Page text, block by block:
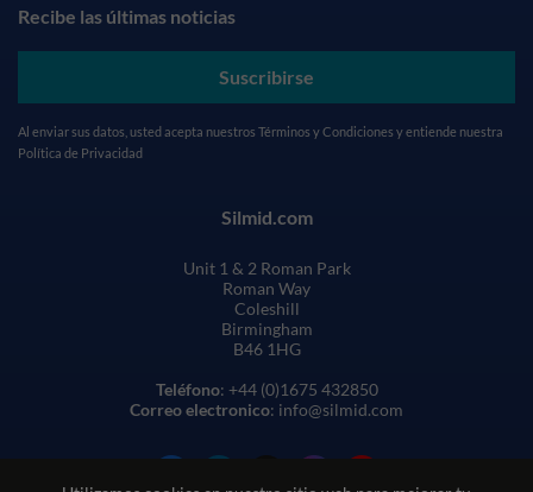
Recibe las últimas noticias
Suscribirse
Al enviar sus datos, usted acepta nuestros Términos y Condiciones y entiende nuestra
Política de Privacidad
Silmid.com
Unit 1 & 2 Roman Park
Roman Way
Coleshill
Birmingham
B46 1HG
Teléfono: +44 (0)1675 432850
Correo electronico: info@silmid.com